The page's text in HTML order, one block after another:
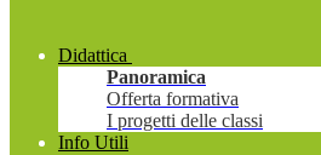
Didattica
Panoramica
Offerta formativa
I progetti delle classi
Info Utili